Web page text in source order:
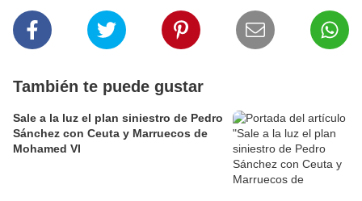
También te puede gustar
Sale a la luz el plan siniestro de Pedro
Sánchez con Ceuta y Marruecos de
Mohamed VI